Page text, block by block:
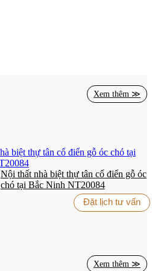
Xem thêm ≫
Nội thất nhà biệt thự tân cổ điển gỗ óc
chó tại Bắc Ninh NT20084
Đặt lịch tư vấn
Xem thêm ≫